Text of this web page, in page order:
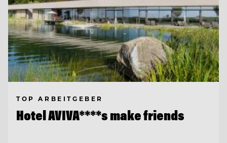
TOP ARBEITGEBER
Hotel AVIVA****s make friends